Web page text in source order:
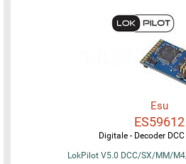
Esu
ES59612
Digitale - Decoder
LokPilot V5.0 DCC/SX/MM/